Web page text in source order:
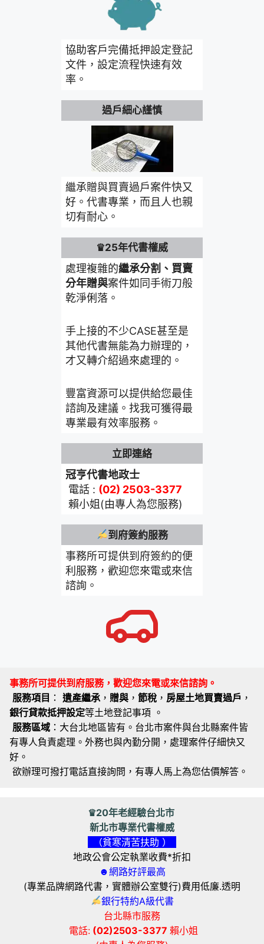
協助客戶完備抵押設定登記
文件，設定流程快速有效
率。
過戶細心謹慎
繼承贈與買賣過戶案件快又
好。代書專業，而且人也親
切有耐心。
♛25年代書權威
處理複雜的繼承分割、買賣
分年贈與案件如同手術刀般
乾淨俐落。
手上接的不少CASE甚至是
其他代書無能為力辦理的，
才又轉介紹過來處理的。
豐富資源可以提供給您最佳
諮詢及建議。找我可獲得最
專業最有效率服務。
立即連絡
冠亨代書地政士
電話 : (02) 2503-3377
賴小姐(由專人為您服務)
到府簽約服務
事務所可提供到府簽約的便
利服務，歡迎您來電或來信
諮詢。
事務所可提供到府服務，歡迎您來電或來信諮詢。
服務項目 ： 遺產繼承 ， 贈與 ， 節稅 ， 房屋土地買賣過戶 ，
銀行貸款抵押設定等土地登記事項 。
服務區域 ：大台北地區皆有。台北市案件與台北縣案件皆
有專人負責處理。外務也與內勤分開，處理案件仔細快又
好。
欲辦理可撥打電話直接詢問，有專人馬上為您估價解答。
♛20年老經驗台北市
新北市專業代書權威
（貧寒清苦扶助 ）
地政公會公定執業收費*折扣
☻網路好評最高
(專業品牌網路代書，實體辦公室雙行)費用低廉.透明
銀行特約A級代書
台北縣市服務
電話: (02)2503-3377 賴小姐